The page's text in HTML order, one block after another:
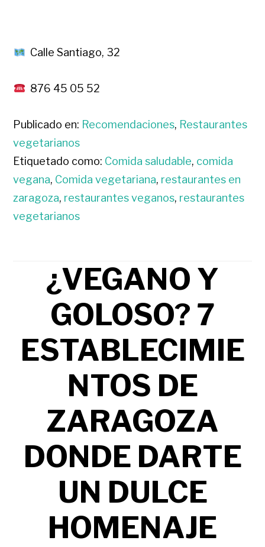
Calle Santiago, 32
876 45 05 52
Publicado en: Recomendaciones, Restaurantes
vegetarianos
Etiquetado como: Comida saludable, comida
vegana, Comida vegetariana, restaurantes en
zaragoza, restaurantes veganos, restaurantes
vegetarianos
¿VEGANO Y
GOLOSO? 7
ESTABLECIMIE
NTOS DE
ZARAGOZA
DONDE DARTE
UN DULCE
HOMENAJE